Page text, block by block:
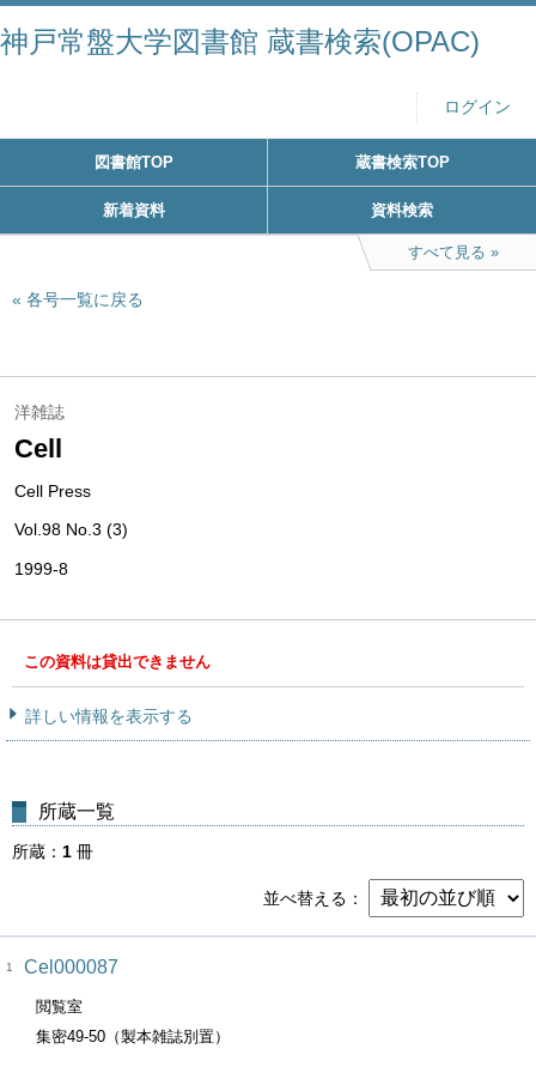
神戸常盤大学図書館 蔵書検索(OPAC)
ログイン
図書館TOP 蔵書検索TOP
新着資料 資料検索
すべて見る
各号一覧に戻る
洋雑誌
Cell
Cell Press
Vol.98 No.3 (3)
1999-8
この資料は貸出できません
詳しい情報を表示する
所蔵一覧
所蔵 1 冊
並べ替える
1 Cel000087
閲覧室
集密49-50（製本雑誌別置）